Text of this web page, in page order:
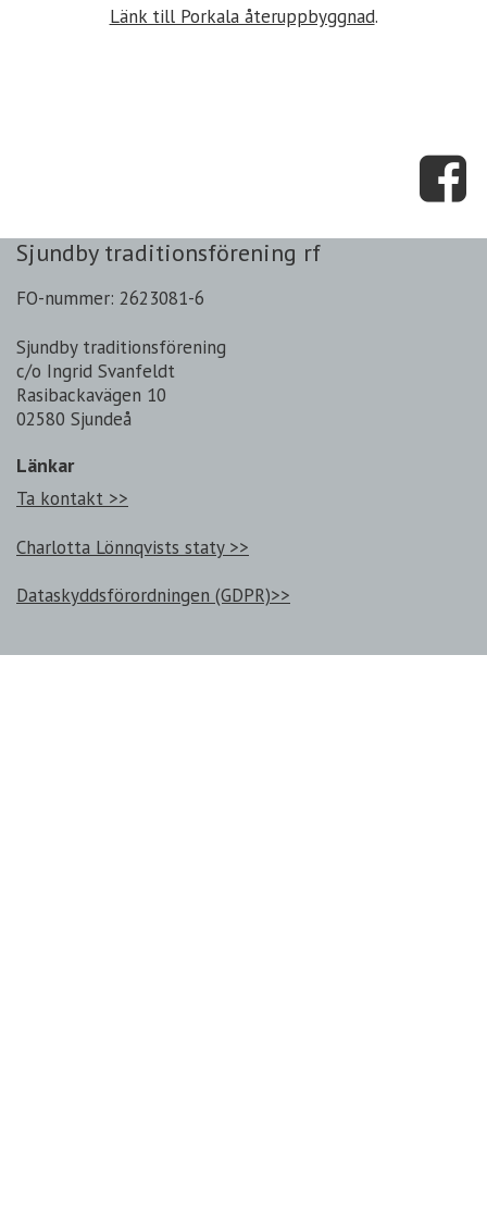
Länk till Porkala återuppbyggnad.
Sjundby traditionsförening rf
FO-nummer: 2623081-6
Sjundby traditionsförening
c/o Ingrid Svanfeldt
Rasibackavägen 10
02580 Sjundeå
Länkar
Ta kontakt >>
Charlotta Lönnqvists staty >>
Dataskyddsförordningen (GDPR)>>